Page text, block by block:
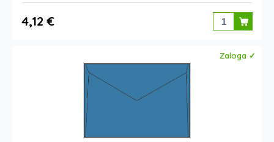
4,12 €
Zaloga ✓